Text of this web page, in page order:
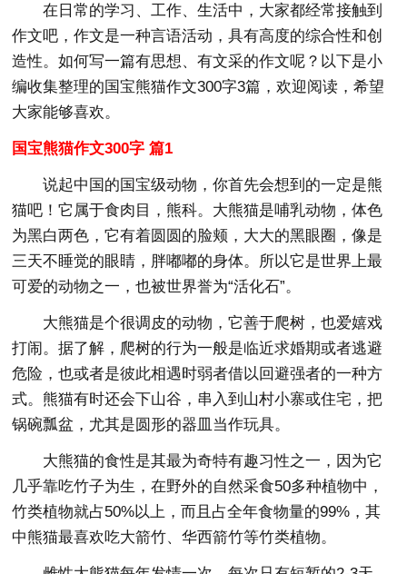
在日常的学习、工作、生活中，大家都经常接触到
作文吧，作文是一种言语活动，具有高度的综合性和创
造性。如何写一篇有思想、有文采的作文呢？以下是小
编收集整理的国宝熊猫作文300字3篇，欢迎阅读，希望
大家能够喜欢。
国宝熊猫作文300字 篇1
说起中国的国宝级动物，你首先会想到的一定是熊
猫吧！它属于食肉目，熊科。大熊猫是哺乳动物，体色
为黑白两色，它有着圆圆的脸颊，大大的黑眼圈，像是
三天不睡觉的眼睛，胖嘟嘟的身体。所以它是世界上最
可爱的动物之一，也被世界誉为“活化石”。
大熊猫是个很调皮的动物，它善于爬树，也爱嬉戏
打闹。据了解，爬树的行为一般是临近求婚期或者逃避
危险，也或者是彼此相遇时弱者借以回避强者的一种方
式。熊猫有时还会下山谷，串入到山村小寨或住宅，把
锅碗瓢盆，尤其是圆形的器皿当作玩具。
大熊猫的食性是其最为奇特有趣习性之一，因为它
几乎靠吃竹子为生，在野外的自然采食50多种植物中，
竹类植物就占50%以上，而且占全年食物量的99%，其
中熊猫最喜欢吃大箭竹、华西箭竹等竹类植物。